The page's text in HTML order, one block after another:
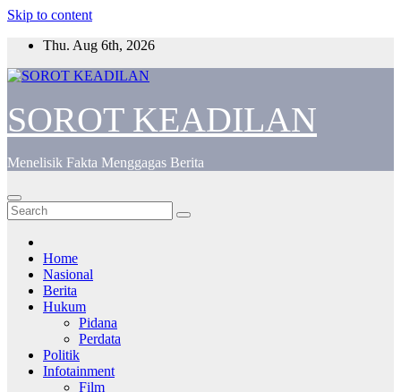
Skip to content
Thu. Aug 6th, 2026
SOROT KEADILAN
Menelisik Fakta Menggagas Berita
Home
Nasional
Berita
Hukum
Pidana
Perdata
Politik
Infotainment
Film